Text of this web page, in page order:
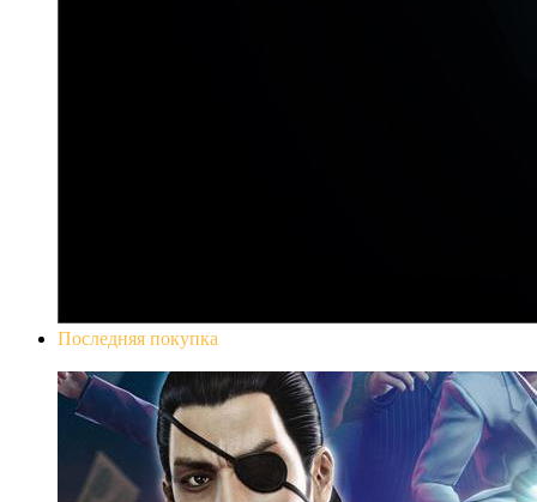
Последняя покупка